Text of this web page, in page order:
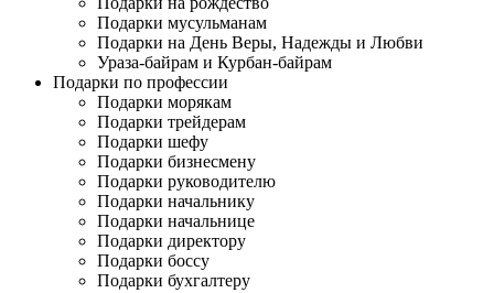
Подарки мусульманам
Подарки на День Веры, Надежды и Любви
Ураза-байрам и Курбан-байрам
Подарки по профессии
Подарки морякам
Подарки трейдерам
Подарки шефу
Подарки бизнесмену
Подарки руководителю
Подарки начальнику
Подарки начальнице
Подарки директору
Подарки боссу
Подарки бухгалтеру